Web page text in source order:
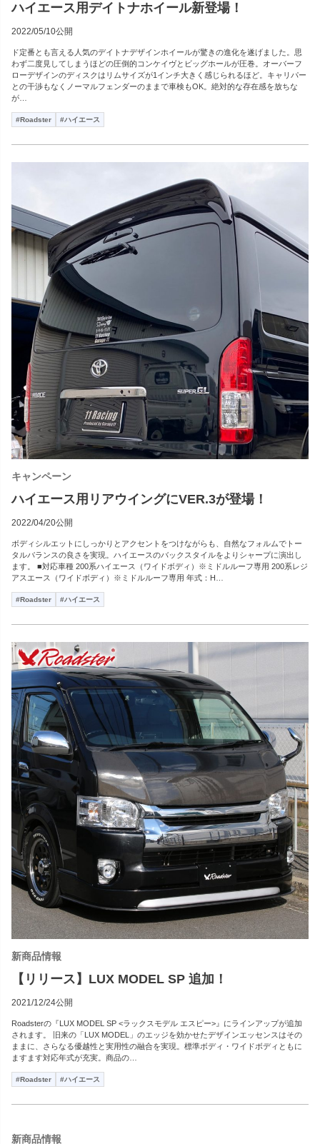
ハイエース用デイトナホイール新登場！
2022/05/10公開
ド定番とも言える人気のデイトナデザインホイールが驚きの進化を遂げました。思
わず二度見してしまうほどの圧倒的コンケイヴとビッグホールが圧巻。オーバーフ
ローデザインのディスクはリムサイズが1インチ大きく感じられるほど。キャリパー
との干渉もなくノーマルフェンダーのままで車検もOK。絶対的な存在感を放ちな
が…
#Roadster #ハイエース
キャンペーン
ハイエース用リアウイングにVER.3が登場！
2022/04/20公開
ボディシルエットにしっかりとアクセントをつけながらも、自然なフォルムでトー
タルバランスの良さを実現。ハイエースのバックスタイルをよりシャープに演出し
ます。 ■対応車種 200系ハイエース（ワイドボディ）※ミドルルーフ専用 200系レジ
アスエース（ワイドボディ）※ミドルルーフ専用 年式：H…
#Roadster #ハイエース
新商品情報
【リリース】LUX MODEL SP 追加！
2021/12/24公開
Roadsterの『LUX MODEL SP <ラックスモデル エスピー>』にラインアップが追加
されます。 旧来の「LUX MODEL」のエッジを効かせたデザインエッセンスはその
ままに、さらなる優越性と実用性の融合を実現。標準ボディ・ワイドボディともに
ますます対応年式が充実。商品の…
#Roadster #ハイエース
新商品情報